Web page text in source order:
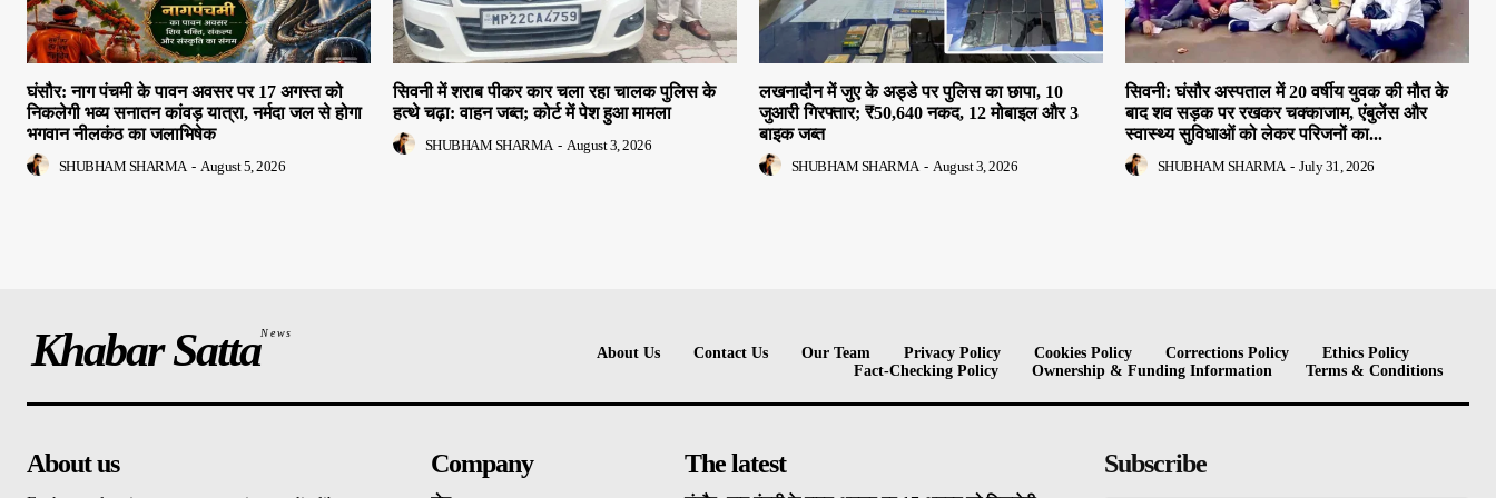
घंसौर: नाग पंचमी के पावन अवसर पर 17 अगस्त को
निकलेगी भव्य सनातन कांवड़ यात्रा, नर्मदा जल से होगा
भगवान नीलकंठ का जलाभिषेक
SHUBHAM SHARMA - August 5, 2026
सिवनी में शराब पीकर कार चला रहा चालक पुलिस के
हत्थे चढ़ा: वाहन जब्त; कोर्ट में पेश हुआ मामला
SHUBHAM SHARMA - August 3, 2026
लखनादौन में जुए के अड्डे पर पुलिस का छापा, 10
जुआरी गिरफ्तार; ₹50,640 नकद, 12 मोबाइल और 3
बाइक जब्त
SHUBHAM SHARMA - August 3, 2026
सिवनी: घंसौर अस्पताल में 20 वर्षीय युवक की मौत के
बाद शव सड़क पर रखकर चक्काजाम, एंबुलेंस और
स्वास्थ्य सुविधाओं को लेकर परिजनों का...
SHUBHAM SHARMA - July 31, 2026
Khabar SattaNews
About Us Contact Us Our Team Privacy Policy Cookies Policy Corrections Policy
Ethics Policy
Fact-Checking Policy
Ownership & Funding Information Terms & Conditions
About us Company The latest Subscribe